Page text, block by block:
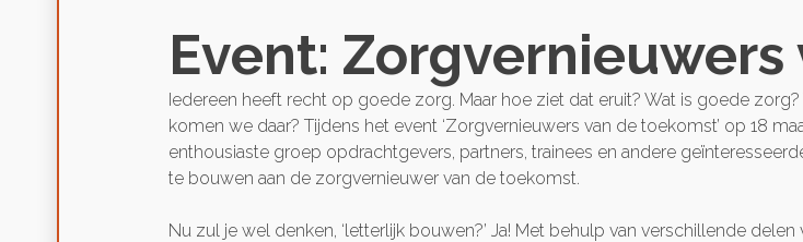
Event:
Iedereen heeft recht op goede zorg. Maar hoe ziet dat eruit? Wat is goede
komen we daar? Tijdens het event ‘Zorgvernieuwers van de toekomst’ op 18
enthousiaste groep opdrachtgevers, partners, trainees en andere
te bouwen aan de zorgvernieuwer van de toekomst.
Nu zul je wel denken, ‘letterlijk bouwen?’ Ja! Met behulp van verschillende